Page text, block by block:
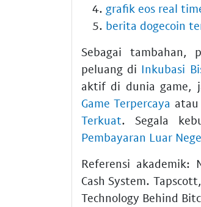
grafik eos real
berita dogecoin
Sebagai tambahan,
peluang di Inkubasi
aktif di dunia game,
Game Terpercaya
Terkuat. Segala
Pembayaran Luar
Referensi
Cash System.
Technology Behind